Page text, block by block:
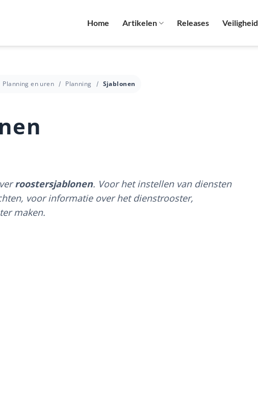
Home Artikelen Releases Veiligheid
Planning en uren Planning Sjablonen
roostersjablonen. Voor het instellen van diensten
voor informatie over het dienstrooster,
maken.